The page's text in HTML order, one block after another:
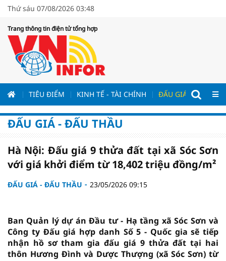
Thứ sáu 07/08/2026 03:48
Trang thông tin điện tử tổng hợp
TIÊU ĐIỂM KINH TẾ - TÀI CHÍNH ĐẤU GIÁ - ĐẤU
ĐẤU GIÁ - ĐẤU THẦU
Hà Nội: Đấu giá 9 thửa đất tại xã Sóc Sơn
với giá khởi điểm từ 18,402 triệu đồng/m²
ĐẤU GIÁ - ĐẤU THẦU 23/05/2026 09:15
Ban Quản lý dự án Đầu tư - Hạ tầng xã Sóc Sơn và
Công ty Đấu giá hợp danh Số 5 - Quốc gia sẽ tiếp
nhận hồ sơ tham gia đấu giá 9 thửa đất tại hai
thôn Hương Đình và Dược Thượng (xã Sóc Sơn) từ